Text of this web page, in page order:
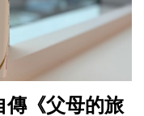
傳《父母的旅